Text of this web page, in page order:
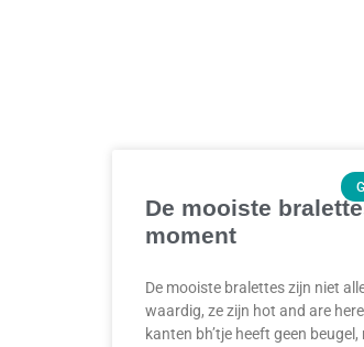
De mooiste
moment
De mooiste bralettes zijn niet
waardig, ze zijn hot and are
kanten bh’tje heeft geen